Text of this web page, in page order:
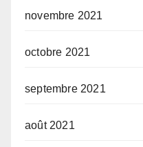
novembre 2021
octobre 2021
septembre 2021
août 2021